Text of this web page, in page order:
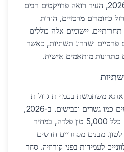
התעשייה והמגורים. ב-2026, העיר רואה פרויקטים רבים
כחומרים מרכזיים, הודות
תחרותיים. יישומים אלה כוללים
פרטיים ושדרוג תשתיות, כאשר
פתרונות מותאמים אישית.
אתא משתמשת בכמויות גדולות
של ברזל ופלדה לפרויקטים כמו גשרים וכבישים. ב-2026,
פרויקט שדרוג כביש 70 כלל 5,000 טון פלדה, במחיר
3,500 ש"ח לטון. מבנים מסחריים חדשים
לעמידות בפני קורוזיה. סחר